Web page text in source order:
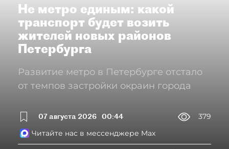
Не метро единым: какой
транспорт будет возить
жителей новых районов
Петербурга
Развитие метро в Петербурге отстало
от темпов застройки окраин города
07 августа 2026 00:44
379
Читайте нас в мессенджере Max